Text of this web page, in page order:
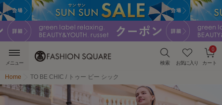
検索 お気に入り カート
0
メニュー
Home TO BE CHIC / トゥー ビー シック